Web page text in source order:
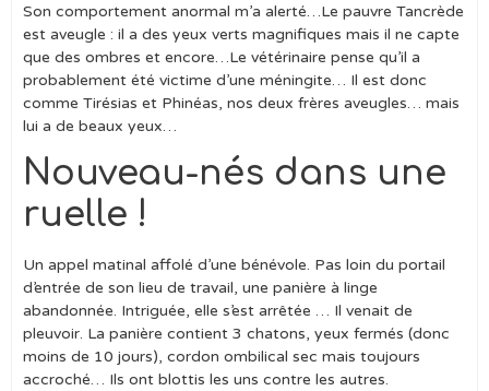
Son comportement anormal m’a alerté…Le pauvre Tancrède
est aveugle : il a des yeux verts magnifiques mais il ne capte
que des ombres et encore…Le vétérinaire pense qu’il a
probablement été victime d’une méningite… Il est donc
comme Tirésias et Phinéas, nos deux frères aveugles… mais
lui a de beaux yeux…
Nouveau-nés dans une
ruelle !
Un appel matinal affolé d’une bénévole. Pas loin du portail
d’entrée de son lieu de travail, une panière à linge
abandonnée. Intriguée, elle s’est arrêtée … Il venait de
pleuvoir. La panière contient 3 chatons, yeux fermés (donc
moins de 10 jours), cordon ombilical sec mais toujours
accroché… Ils ont blottis les uns contre les autres.